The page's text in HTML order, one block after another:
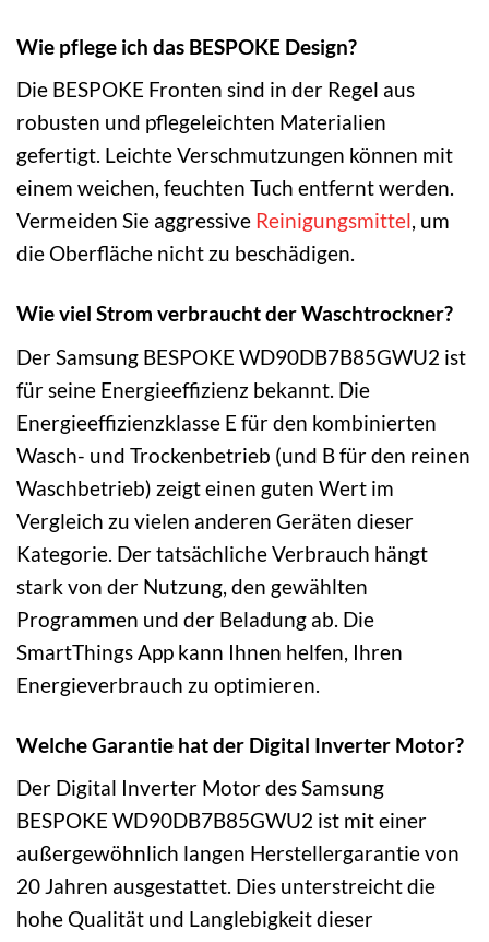
Wie pflege ich das BESPOKE Design?
Die BESPOKE Fronten sind in der Regel aus
robusten und pflegeleichten Materialien
gefertigt. Leichte Verschmutzungen können mit
einem weichen, feuchten Tuch entfernt werden.
Vermeiden Sie aggressive Reinigungsmittel, um
die Oberfläche nicht zu beschädigen.
Wie viel Strom verbraucht der Waschtrockner?
Der Samsung BESPOKE WD90DB7B85GWU2 ist
für seine Energieeffizienz bekannt. Die
Energieeffizienzklasse E für den kombinierten
Wasch- und Trockenbetrieb (und B für den reinen
Waschbetrieb) zeigt einen guten Wert im
Vergleich zu vielen anderen Geräten dieser
Kategorie. Der tatsächliche Verbrauch hängt
stark von der Nutzung, den gewählten
Programmen und der Beladung ab. Die
SmartThings App kann Ihnen helfen, Ihren
Energieverbrauch zu optimieren.
Welche Garantie hat der Digital Inverter Motor?
Der Digital Inverter Motor des Samsung
BESPOKE WD90DB7B85GWU2 ist mit einer
außergewöhnlich langen Herstellergarantie von
20 Jahren ausgestattet. Dies unterstreicht die
hohe Qualität und Langlebigkeit dieser